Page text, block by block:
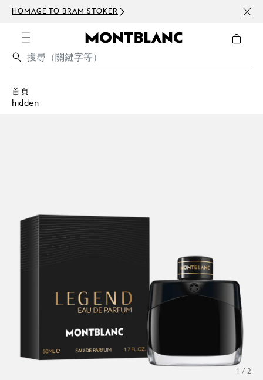
HOMAGE TO BRAM STOKER 訂閱
首頁
hidden
1 / 2